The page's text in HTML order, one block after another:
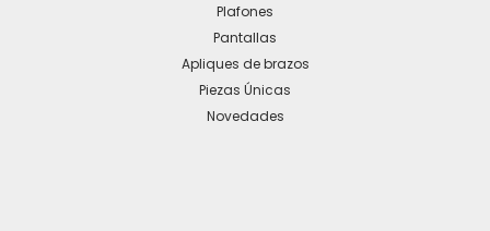
Plafones
Pantallas
Apliques de brazos
Piezas Únicas
Novedades